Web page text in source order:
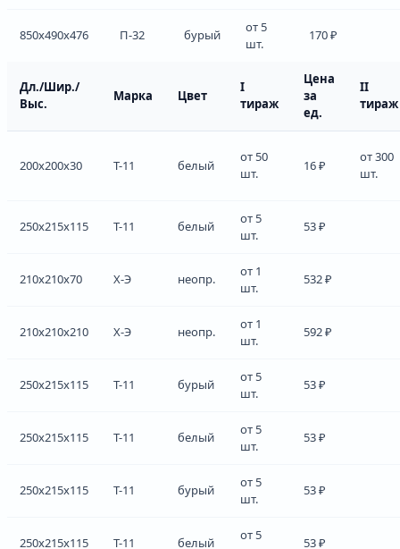
850x490x476 П-32 бурый
от 5
шт.
170 ₽
Дл./Шир./
Выс.
Марка Цвет
I
тираж
Цена
за
ед.
II
тираж
200x200x30 Т-11 белый
от 50
шт.
16 ₽
от 300
шт.
250x215x115 Т-11 белый
от 5
шт.
53 ₽
210x210x70 Х-Э неопр.
от 1
шт.
532 ₽
210x210x210 Х-Э неопр.
от 1
шт.
592 ₽
250x215x115 Т-11 бурый
от 5
шт.
53 ₽
250x215x115 Т-11 белый
от 5
шт.
53 ₽
250x215x115 Т-11 бурый
от 5
шт.
53 ₽
250x215x115 Т-11 белый
от 5
53 ₽